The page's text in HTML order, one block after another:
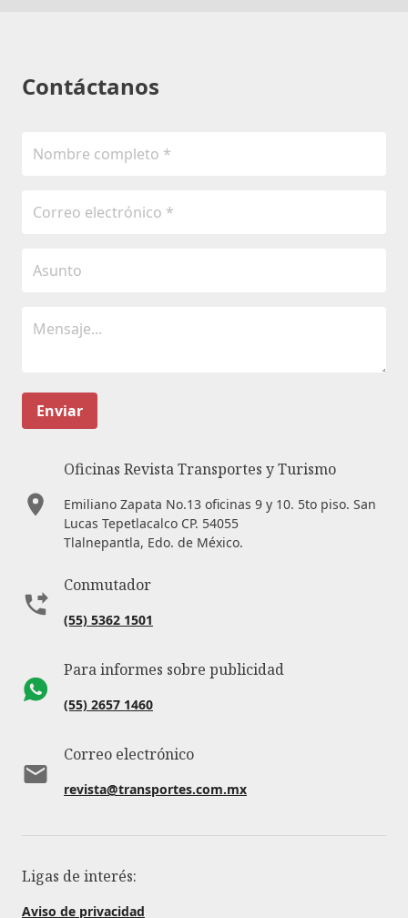
Contáctanos
Enviar
Oficinas Revista Transportes y Turismo
Emiliano Zapata No.13 oficinas 9 y 10. 5to piso. San
Lucas Tepetlacalco CP. 54055
Tlalnepantla, Edo. de México.
Conmutador
(55) 5362 1501
Para informes sobre publicidad
(55) 2657 1460
Correo electrónico
revista@transportes.com.mx
Ligas de interés:
Aviso de privacidad